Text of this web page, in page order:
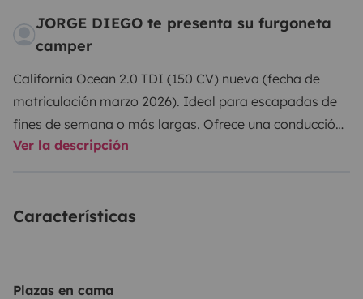
JORGE DIEGO te presenta su furgoneta
camper
California Ocean 2.0 TDI (150 CV) nueva (fecha de
matriculación marzo 2026). Ideal para escapadas de
fines de semana o más largas. Ofrece una conducción
tipo turismo con tecnologías avanzadas de asistencia
comensales, cazo y sartén. Cocina interior y fregadero.
Ver la descripción
Características
Plazas en cama